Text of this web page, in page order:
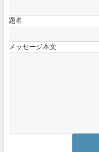
題名
メッセージ本文